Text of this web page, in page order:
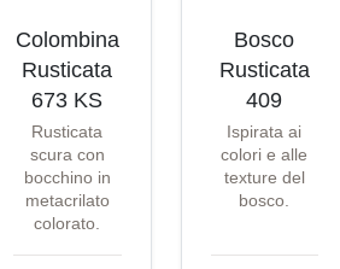
Colombina
Rusticata
673 KS
Rusticata
scura con
bocchino in
metacrilato
colorato.
Bosco
Rusticata
409
Ispirata ai
colori e alle
texture del
bosco.